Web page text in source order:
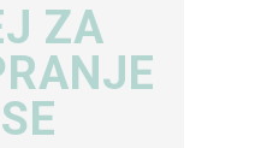
ZA